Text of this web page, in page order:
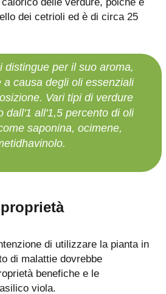
dei cetrioli ed è di circa 25
distingue per il suo aroma,
a causa degli oli essenziali
Vari tipi di verdure
dall'1 all'1,5 percento di oli
saponina, ocimene,
di utilizzare la pianta in
di malattie dovrebbe
benefiche e le
viola.